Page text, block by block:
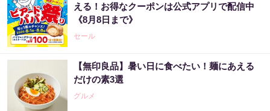
える！お得なクーポンは公式アプリで配信中
《8月8日まで》
セール
【無印良品】暑い日に食べたい！麺にあえる
だけの素3選
グルメ